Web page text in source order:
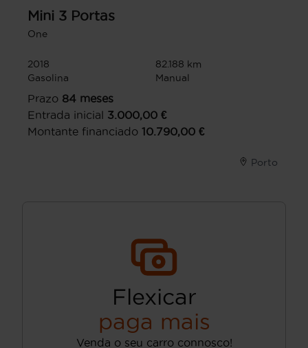
Mini 3 Portas
One
2018
82.188 km
Gasolina
Manual
Prazo 84 meses
Entrada inicial 3.000,00 €
Montante financiado 10.790,00 €
Porto
Flexicar
paga mais
Venda o seu carro connosco!